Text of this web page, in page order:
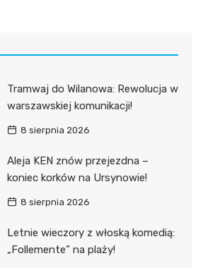
Tramwaj do Wilanowa: Rewolucja w
warszawskiej komunikacji!
8 sierpnia 2026
Aleja KEN znów przejezdna –
koniec korków na Ursynowie!
8 sierpnia 2026
Letnie wieczory z włoską komedią:
„Follemente” na plaży!